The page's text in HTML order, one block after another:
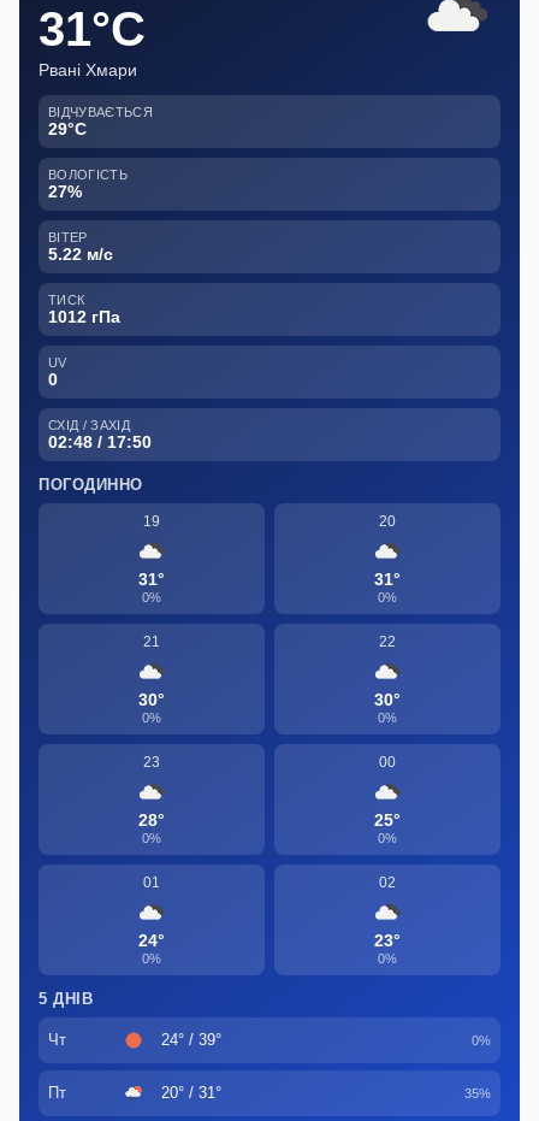
31°C
Рвані Хмари
ВІДЧУВАЄТЬСЯ
29°C
ВОЛОГІСТЬ
27%
ВІТЕР
5.22 м/с
ТИСК
1012 гПа
UV
0
СХІД / ЗАХІД
02:48 / 17:50
ПОГОДИННО
19
31°
0%
20
31°
0%
21
30°
0%
22
30°
0%
23
28°
0%
00
25°
0%
01
24°
0%
02
23°
0%
5 ДНІВ
Чт 24° / 39° 0%
Пт 20° / 31° 35%